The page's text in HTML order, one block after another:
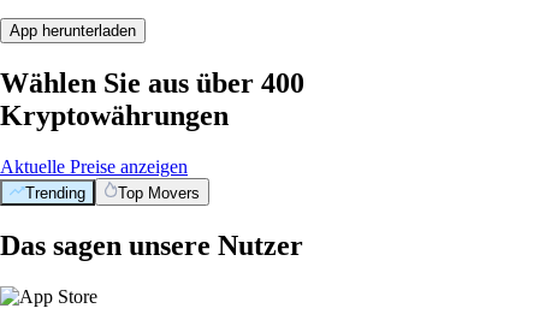
App herunterladen
Wählen Sie aus über 400
Kryptowährungen
Aktuelle Preise anzeigen
Trending Top Movers
Das sagen unsere Nutzer